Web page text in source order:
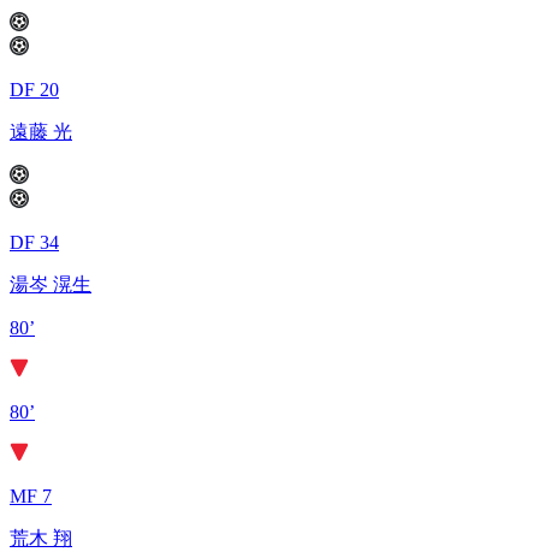
DF 20
遠藤 光
DF 34
湯岑 滉生
80’
80’
MF 7
荒木 翔